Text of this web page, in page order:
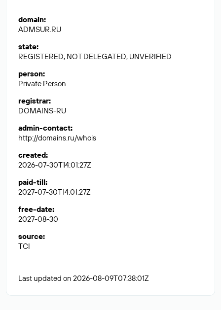
domain:
ADMSUR.RU
state:
REGISTERED, NOT DELEGATED, UNVERIFIED
person:
Private Person
registrar:
DOMAINS-RU
admin-contact:
http://domains.ru/whois
created:
2026-07-30T14:01:27Z
paid-till:
2027-07-30T14:01:27Z
free-date:
2027-08-30
source:
TCI
Last updated on 2026-08-09T07:38:01Z